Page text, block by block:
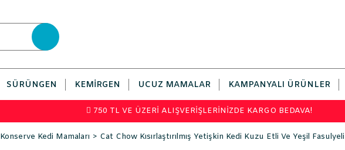
SÜRÜNGEN KEMIRGEN UCUZ MAMALAR KAMPANYALI ÜRÜNLER
750 TL VE ÜZERİ ALIŞVERİŞLERİNİZDE KARGO BEDAVA!
Konserve Kedi Mamaları Cat Chow Kısırlaştırılmış Yetişkin Kedi Kuzu Etli Ve Yeşil